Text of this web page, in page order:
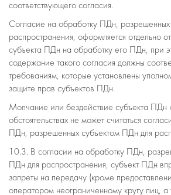
соответствующего согласия.
Согласие на обработку ПДн,
распространения, оформляется отдельно
субъекта ПДн на обработку его ПДн, при
содержание такого согласия должны
требованиям, которые установлены
защите прав субъектов ПДн.
Молчание или бездействие субъекта ПДн
обстоятельствах не может считаться
ПДн, разрешенных субъектом ПДн для
10.3. В согласии на обработку ПДн,
ПДн для распространения, субъект ПДн
запреты на передачу (кроме
оператором неограниченному кругу лиц, а